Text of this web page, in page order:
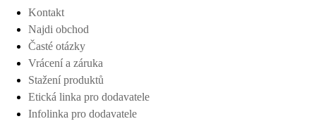
Kontakt
Najdi obchod
Časté otázky
Vrácení a záruka
Stažení produktů
Etická linka pro dodavatele
Infolinka pro dodavatele